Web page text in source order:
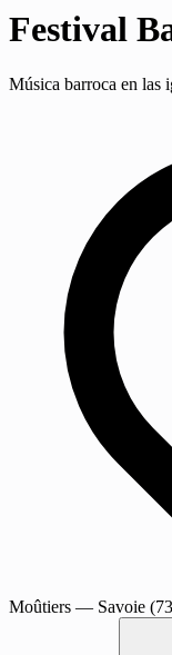
Festival
Música barroca en las
Moûtiers — Savoie